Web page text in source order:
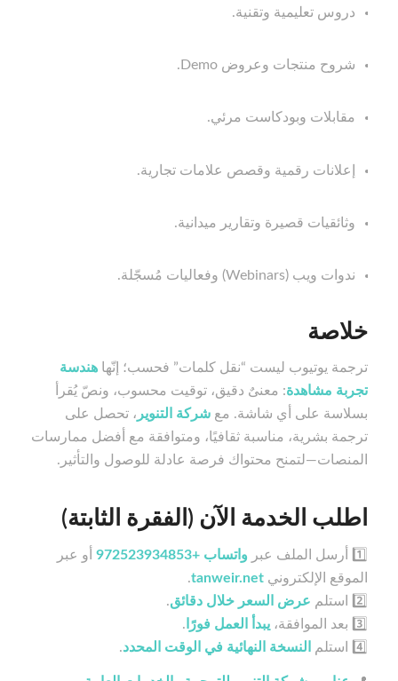
دروس تعليمية وتقنية.
شروح منتجات وعروض Demo.
مقابلات وبودكاست مرئي.
إعلانات رقمية وقصص علامات تجارية.
وثائقيات قصيرة وتقارير ميدانية.
ندوات ويب (Webinars) وفعاليات مُسجّلة.
خلاصة
ترجمة يوتيوب ليست “نقل كلمات” فحسب؛ إنّها هندسة
تجربة مشاهدة: معنىٌ دقيق، توقيت محسوب، ونصّ يُقرأ
بسلاسة على أي شاشة. مع شركة التنوير ، تحصل على
ترجمة بشرية، مناسبة ثقافيًا، ومتوافقة مع أفضل ممارسات
المنصات—لتمنح محتواك فرصة عادلة للوصول والتأثير.
اطلب الخدمة الآن (الفقرة الثابتة)
1️⃣ أرسل الملف عبر واتساب +972523934853
أو عبر
الموقع الإلكتروني tanweir.net
.
2️⃣ استلم
عرض السعر خلال دقائق.
3️⃣ بعد الموافقة،
يبدأ العمل فورًا .
4️⃣ استلم
النسخة النهائية في الوقت المحدد.